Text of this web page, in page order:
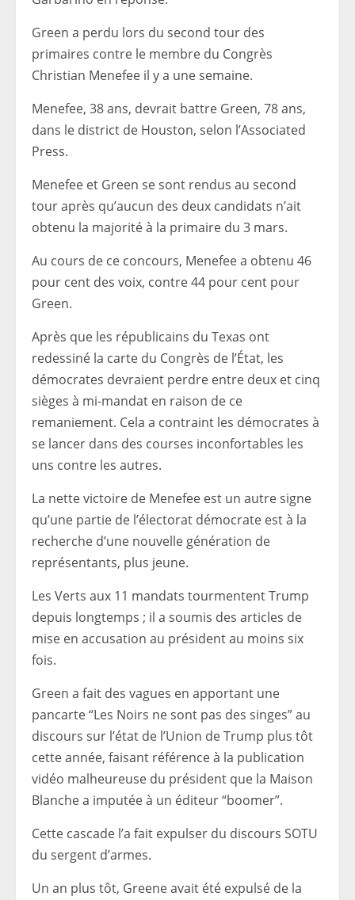
Green a perdu lors du second tour des
primaires contre le membre du Congrès
Christian Menefee il y a une semaine.
Menefee, 38 ans, devrait battre Green, 78 ans,
dans le district de Houston, selon l’Associated
Press.
Menefee et Green se sont rendus au second
tour après qu’aucun des deux candidats n’ait
obtenu la majorité à la primaire du 3 mars.
Au cours de ce concours, Menefee a obtenu 46
pour cent des voix, contre 44 pour cent pour
Green.
Après que les républicains du Texas ont
redessiné la carte du Congrès de l’État, les
démocrates devraient perdre entre deux et cinq
sièges à mi-mandat en raison de ce
remaniement. Cela a contraint les démocrates à
se lancer dans des courses inconfortables les
uns contre les autres.
La nette victoire de Menefee est un autre signe
qu’une partie de l’électorat démocrate est à la
recherche d’une nouvelle génération de
représentants, plus jeune.
Les Verts aux 11 mandats tourmentent Trump
depuis longtemps ; il a soumis des articles de
mise en accusation au président au moins six
fois.
Green a fait des vagues en apportant une
pancarte “Les Noirs ne sont pas des singes” au
discours sur l’état de l’Union de Trump plus tôt
cette année, faisant référence à la publication
vidéo malheureuse du président que la Maison
Blanche a imputée à un éditeur “boomer”.
Cette cascade l’a fait expulser du discours SOTU
du sergent d’armes.
Un an plus tôt, Greene avait été expulsé de la